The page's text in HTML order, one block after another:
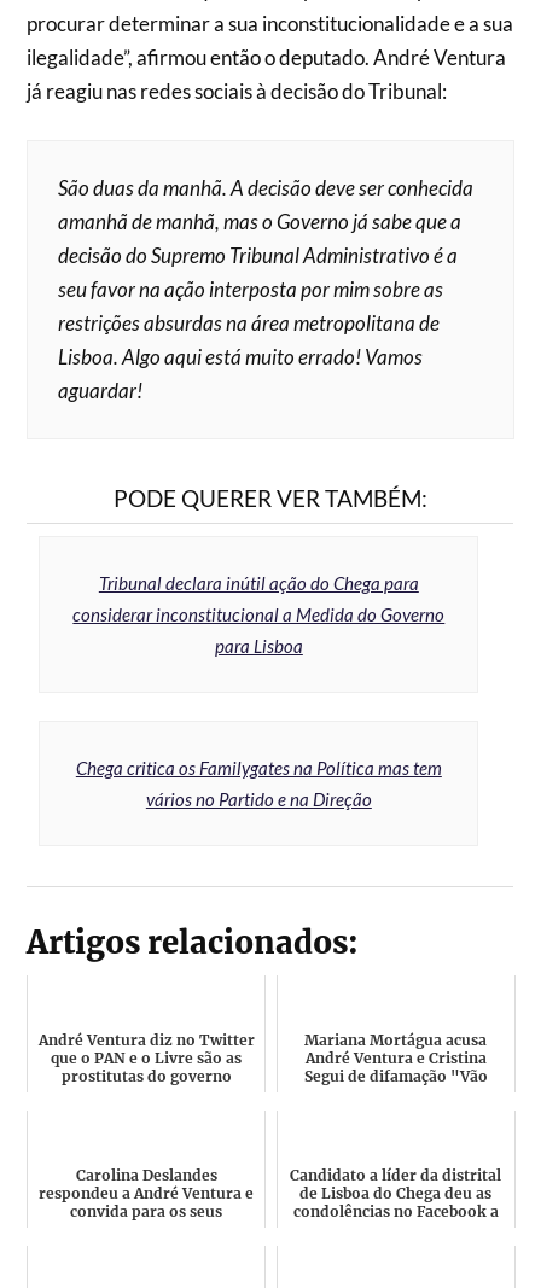
procurar determinar a sua inconstitucionalidade e a sua
ilegalidade”, afirmou então o deputado. André Ventura
já reagiu nas redes sociais à decisão do Tribunal:
São duas da manhã. A decisão deve ser conhecida
amanhã de manhã, mas o Governo já sabe que a
decisão do Supremo Tribunal Administrativo é a
seu favor na ação interposta por mim sobre as
restrições absurdas na área metropolitana de
Lisboa. Algo aqui está muito errado! Vamos
aguardar!
PODE QUERER VER TAMBÉM:
Tribunal declara inútil ação do Chega para
considerar inconstitucional a Medida do Governo
para Lisboa
Chega critica os Familygates na Política mas tem
vários no Partido e na Direção
Artigos relacionados:
André Ventura diz no Twitter
que o PAN e o Livre são as
prostitutas do governo
Mariana Mortágua acusa
André Ventura e Cristina
Segui de difamação "Vão
Carolina Deslandes
respondeu a André Ventura e
convida para os seus
Candidato a líder da distrital
de Lisboa do Chega deu as
condolências no Facebook a